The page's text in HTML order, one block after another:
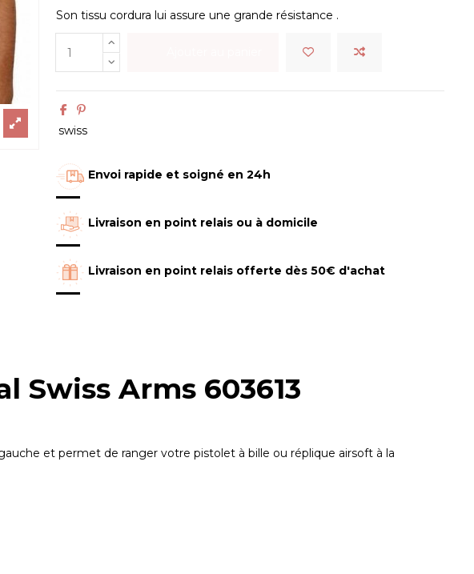
Son tissu cordura lui assure une grande résistance .
swiss
Envoi rapide et soigné en 24h
Livraison en point relais ou à domicile
Livraison en point relais offerte dès 50€ d'achat
Swiss Arms 603613
et permet de ranger votre pistolet à bille ou réplique airsoft à la